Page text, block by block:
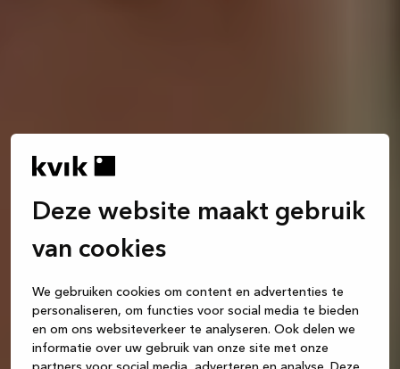
Deze website maakt gebruik
van cookies
We gebruiken cookies om content en advertenties te
personaliseren, om functies voor social media te bieden
en om ons websiteverkeer te analyseren. Ook delen we
informatie over uw gebruik van onze site met onze